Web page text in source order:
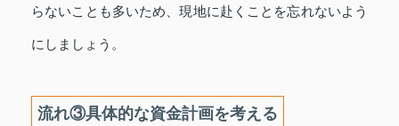
らないことも多いため、現地に赴くことを忘れないよう
にしましょう。
流れ③具体的な資金計画を考える